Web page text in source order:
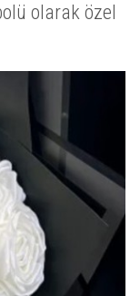
olarak özel